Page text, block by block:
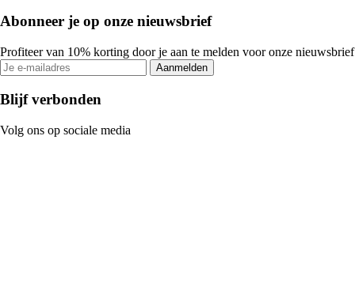
Abonneer je op onze nieuwsbrief
Profiteer van 10% korting door je aan te melden voor onze nieuwsbrief
Aanmelden
Blijf verbonden
Volg ons op sociale media